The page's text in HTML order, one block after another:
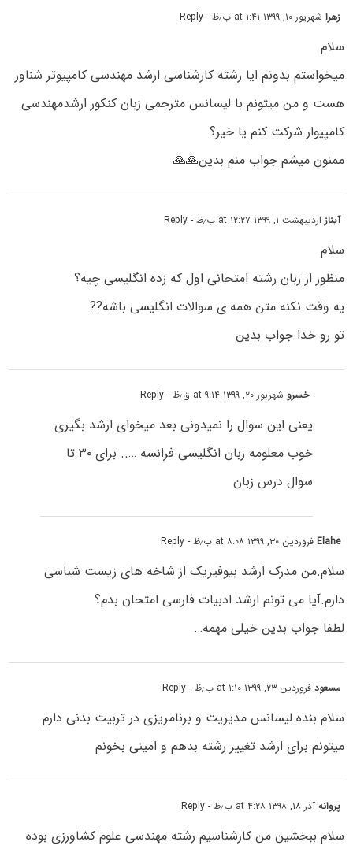
زهراشهریور ۱۰, ۱۳۹۹ at ۱:۴۱ ب٫ظ - Reply
سلام
میخواستم بدونم ایا رشته کارشناسی ارشد مهندسی کامپیوتر شناور
هست و من میتونم با لیسانس مترجمی زبان کنکور ارشدمهندسی
کامپیوار شرکت کنم یا خیر؟
ممنون میشم جواب منم بدین🙏🙏
آینازاردیبهشت ۱, ۱۳۹۹ at ۱۲:۲۷ ب٫ظ - Reply
سلام
منظور از زبان رشته امتحانی اول که زده انگلیسی چیه؟
یه وقت نکنه متن همه ی سوالات انگلیسی باشه??
تو رو خدا جواب بدین
خسروشهریور ۲۰, ۱۳۹۹ at ۹:۱۴ ق٫ظ - Reply
یعنی این سوال را نمیدونی بعد میخوای ارشد بگیری
خوب معلومه زبان انگلیسی فرانسه ….. برای ۳۰ تا
سوال درس زبان
Elaheفروردین ۳۰, ۱۳۹۹ at ۸:۰۸ ب٫ظ - Reply
سلام.من مدرک ارشد بیوفیزیک از شاخه های زیست شناسی
دارم.آیا می تونم ارشد ادبیات فارسی امتحان بدم؟
لطفا جواب بدین خیلی مهمه…
مسعودفروردین ۲۳, ۱۳۹۹ at ۱:۱۰ ب٫ظ - Reply
سلام بنده لیسانس مدیریت و برنامریزی در تربیت بدنی دارم
میتونم برای ارشد تغییر رشته بدهم و امینی بخونم
پروانهآذر ۱۸, ۱۳۹۸ at ۴:۲۸ ب٫ظ - Reply
سلام ببخشین من کارشناسیم رشته مهندسی علوم کشاورزی بوده